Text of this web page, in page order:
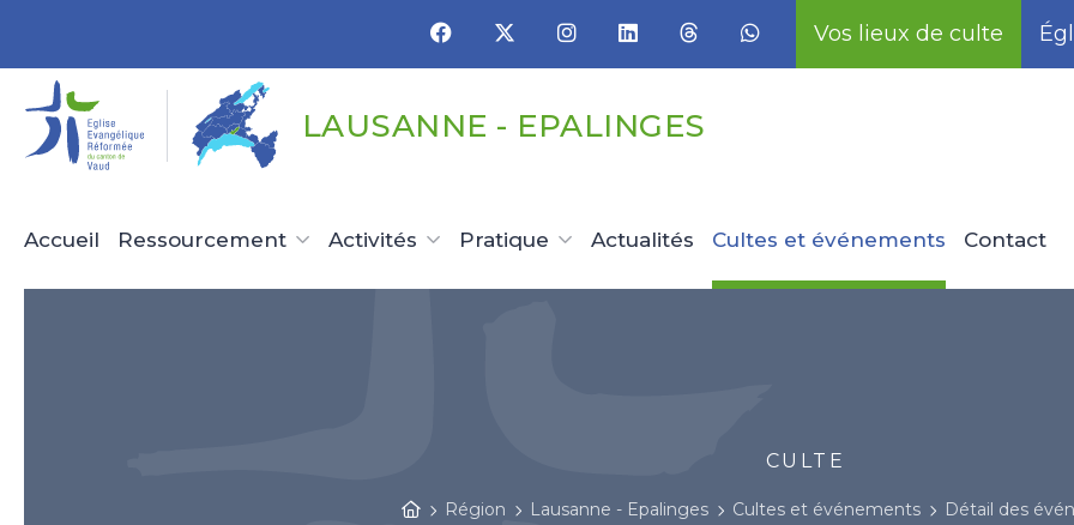
Vos lieux de culte
LAUSANNE - EPALINGES
Accueil Ressourcement Activités Pratique Actualités Cultes et événements Contact
CULTE
Région Lausanne - Epalinges Cultes et événements Détail des